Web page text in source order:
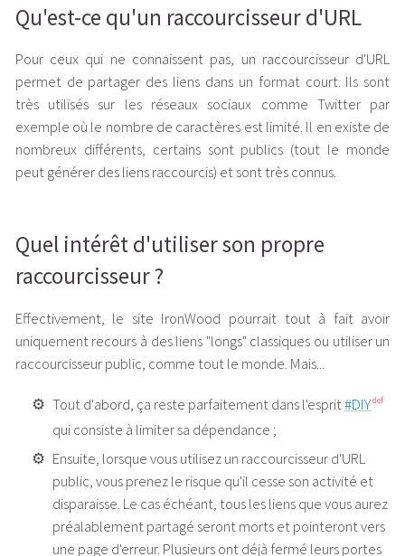
Qu'est-ce qu'un raccourcisseur d'URL
Pour ceux qui ne connaissent pas, un raccourcisseur d'URL
permet de partager des liens dans un format court. Ils sont
très utilisés sur les réseaux sociaux comme Twitter par
exemple où le nombre de caractères est limité. Il en existe de
nombreux différents, certains sont publics (tout le monde
peut générer des liens raccourcis) et sont très connus.
Quel intérêt d'utiliser son propre
raccourcisseur ?
Effectivement, le site IronWood pourrait tout à fait avoir
uniquement recours à des liens "longs" classiques ou utiliser un
raccourcisseur public, comme tout le monde. Mais...
Tout d'abord, ça reste parfaitement dans l'esprit#DIYdef
qui consiste à limiter sa dépendance ;
Ensuite, lorsque vous utilisez un raccourcisseur d'URL
public, vous prenez le risque qu'il cesse son activité et
disparaisse. Le cas échéant, tous les liens que vous aurez
préalablement partagé seront morts et pointeront vers
une page d'erreur. Plusieurs ont déjà fermé leurs portes